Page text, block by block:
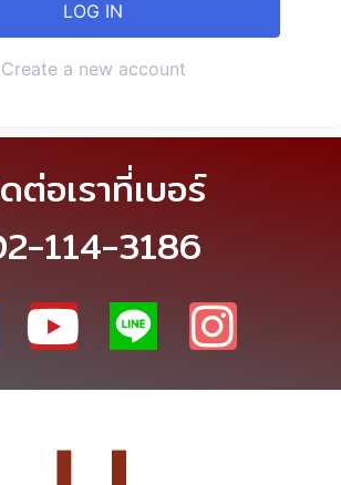
Create a new account
ต่อเราที่เบอร์
114-3186